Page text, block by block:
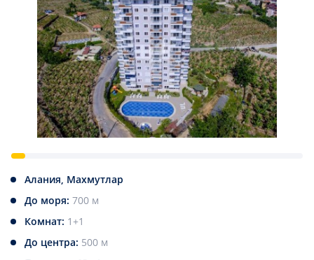
Алания, Махмутлар
До моря: 700 м
Комнат: 1+1
До центра: 500 м